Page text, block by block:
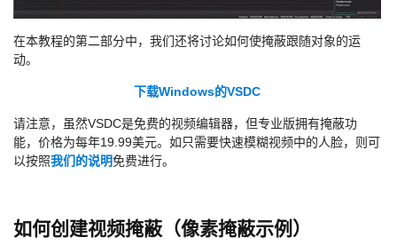
在本教程的第二部分中，我们还将讨论如何使掩蔽跟随对象的运
动。
下载Windows的VSDC
请注意，虽然VSDC是免费的视频编辑器，但专业版拥有掩蔽功
能，价格为每年19.99美元。如只需要快速模糊视频中的人脸，则可
以按照我们的说明免费进行。
如何创建视频掩蔽（像素掩蔽示例）